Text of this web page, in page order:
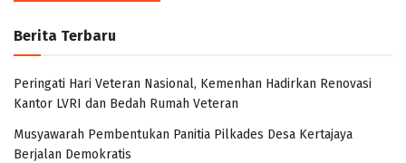
Berita Terbaru
Peringati Hari Veteran Nasional, Kemenhan Hadirkan Renovasi
Kantor LVRI dan Bedah Rumah Veteran
Musyawarah Pembentukan Panitia Pilkades Desa Kertajaya
Berjalan Demokratis